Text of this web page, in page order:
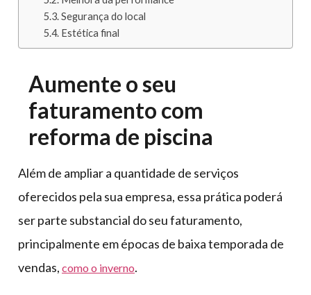
Segurança do local
Estética final
Aumente o seu
faturamento com
reforma de piscina
Além de ampliar a quantidade de serviços
oferecidos pela sua empresa, essa prática poderá
ser parte substancial do seu faturamento,
principalmente em épocas de baixa temporada de
vendas, como o inverno.